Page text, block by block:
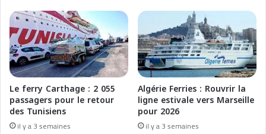
u
t
i
M
a
r
i
t
t
i
o
u
v
e
a
u
t
r
a
f
Le ferry Carthage : 2 055
passagers pour le retour
des Tunisiens
il y a 3 semaines
Algérie Ferries : Rouvrir la
ligne estivale vers Marseille
pour 2026
il y a 3 semaines